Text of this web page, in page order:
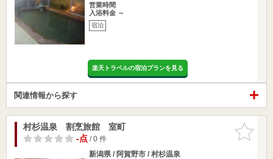
営業時間
入浴料金 ～
宿泊
楽天トラベルの宿泊プランを見る
関連情報から探す
お気に入
りに追加
村杉温泉 割烹旅館 室町
-点/ 0 件
新潟県 / 阿賀野市 / 村杉温泉